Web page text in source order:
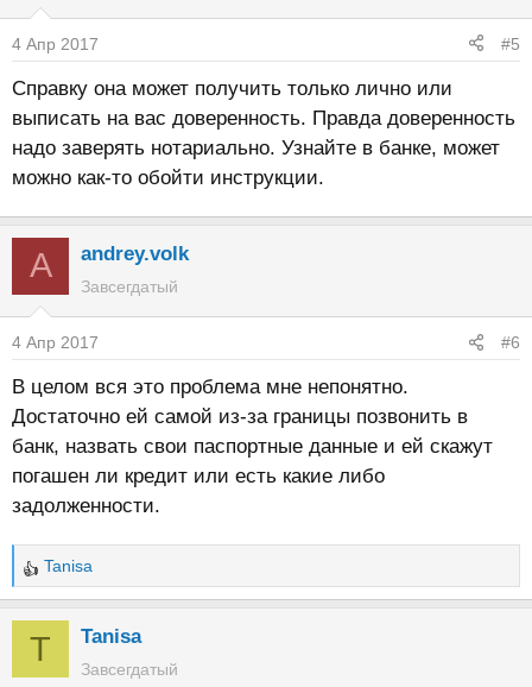
4 Апр 2017 #5
Справку она может получить только лично или
выписать на вас доверенность. Правда доверенность
надо заверять нотариально. Узнайте в банке, может
можно как-то обойти инструкции.
A andrey.volk
Завсегдатый
4 Апр 2017 #6
В целом вся это проблема мне непонятно.
Достаточно ей самой из-за границы позвонить в
банк, назвать свои паспортные данные и ей скажут
погашен ли кредит или есть какие либо
задолженности.
Р
е
ц
Tanisa
T Tanisa
Завсегдатый